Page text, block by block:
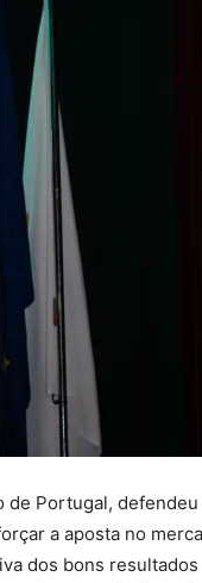
de Portugal, defendeu
a aposta no
dos bons resultados